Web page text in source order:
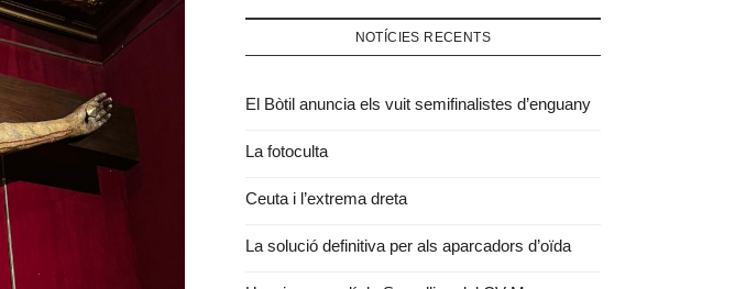
NOTÍCIES RECENTS
El Bòtil anuncia els vuit semifinalistes d’enguany
La fotoculta
Ceuta i l’extrema dreta
La solució definitiva per als aparcadors d’oïda